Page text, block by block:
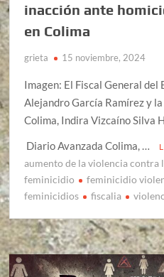
inacción ante
en Colima
grieta 15 noviembre, 2024
Imagen: El Fiscal General del
Alejandro García Ramírez y
Colima, Indira Vizcaíno Silva
Diario Avanzada Colima, …
aumento de la violencia contra
feminicidio
feminicidio
feminicidios
fiscalia